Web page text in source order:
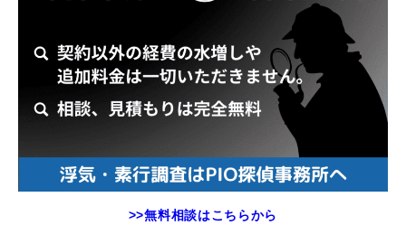
>>無料相談はこちらから